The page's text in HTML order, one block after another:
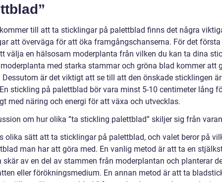
till att ta sticklingar på palettblad finns det några
att överväga för att öka framgångschanserna. För det första
välja en hälsosam moderplanta från vilken du kan ta dina
med starka stammar och gröna blad kommer att
Dessutom är det viktigt att se till att den önskade sticklingen
stickling på palettblad bör vara minst 5-10 centimeter lång
med näring och energi för att växa och utvecklas.
om hur olika ”ta stickling palettblad” skiljer sig från
olika sätt att ta sticklingar på palettblad, och valet beror på
man har att göra med. En vanlig metod är att ta en
skär av en del av stammen från moderplantan och planterar
eller förökningsmedium. En annan metod är att ta